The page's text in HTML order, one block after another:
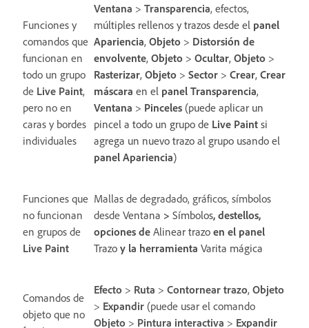
Funciones y
comandos que
funcionan en
todo un grupo
de Live Paint,
pero no en
caras y bordes
individuales
Ventana > Transparencia, efectos,
múltiples rellenos y trazos desde el panel
Apariencia, Objeto > Distorsión de
envolvente, Objeto > Ocultar, Objeto >
Rasterizar, Objeto > Sector > Crear, Crear
máscara en el panel Transparencia,
Ventana > Pinceles (puede aplicar un
pincel a todo un grupo de Live Paint si
agrega un nuevo trazo al grupo usando el
panel Apariencia)
Funciones que
no funcionan
en grupos de
Live Paint
Mallas de degradado, gráficos, símbolos
desde Ventana > Símbolos, destellos,
opciones de Alinear trazo en el panel
Trazo y la herramienta Varita mágica
Comandos de
objeto que no
Efecto > Ruta > Contornear trazo, Objeto
> Expandir (puede usar el comando
Objeto > Pintura interactiva > Expandir